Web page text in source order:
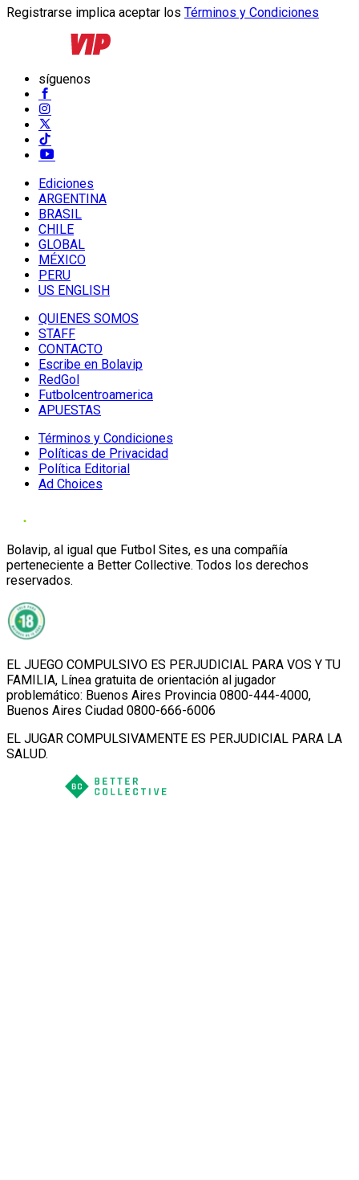
Registrarse implica aceptar los Términos y Condiciones
síguenos
Ediciones
ARGENTINA
BRASIL
CHILE
GLOBAL
MÉXICO
PERU
US ENGLISH
QUIENES SOMOS
STAFF
CONTACTO
Escribe en Bolavip
RedGol
Futbolcentroamerica
APUESTAS
Términos y Condiciones
Políticas de Privacidad
Política Editorial
Ad Choices
Bolavip, al igual que Futbol Sites, es una compañía
perteneciente a Better Collective. Todos los derechos
reservados.
EL JUEGO COMPULSIVO ES PERJUDICIAL PARA VOS Y TU
FAMILIA, Línea gratuita de orientación al jugador
problemático: Buenos Aires Provincia 0800-444-4000,
Buenos Aires Ciudad 0800-666-6006
EL JUGAR COMPULSIVAMENTE ES PERJUDICIAL PARA LA
SALUD.